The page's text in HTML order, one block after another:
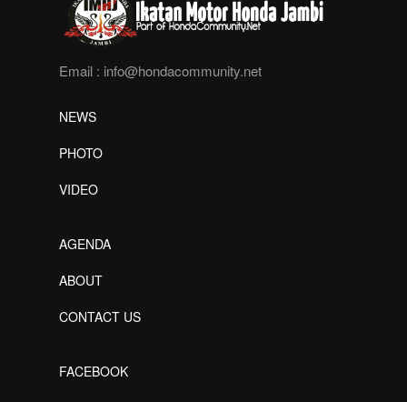
Email : info@hondacommunity.net
NEWS
PHOTO
VIDEO
AGENDA
ABOUT
CONTACT US
FACEBOOK